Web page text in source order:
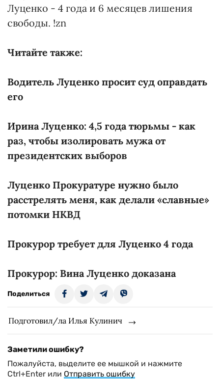
Луценко - 4 года и 6 месяцев лишения
свободы. !zn
Читайте также:
Водитель Луценко просит суд оправдать
его
Ирина Луценко: 4,5 года тюрьмы - как
раз, чтобы изолировать мужа от
президентских выборов
Луценко Прокуратуре нужно было
расстрелять меня, как делали «славные»
потомки НКВД
Прокурор требует для Луценко 4 года
Прокурор: Вина Луценко доказана
Поделиться
Подготовил/ла Илья Кулинич
Заметили ошибку?
Пожалуйста, выделите ее мышкой и нажмите
Ctrl+Enter или Отправить ошибку